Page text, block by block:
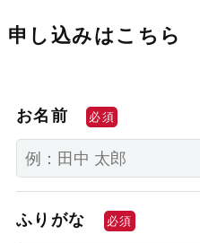
申し込みはこちら
お名前 必須
ふりがな 必須